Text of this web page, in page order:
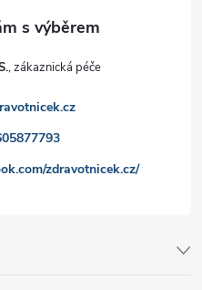
zdravotnicek.cz/